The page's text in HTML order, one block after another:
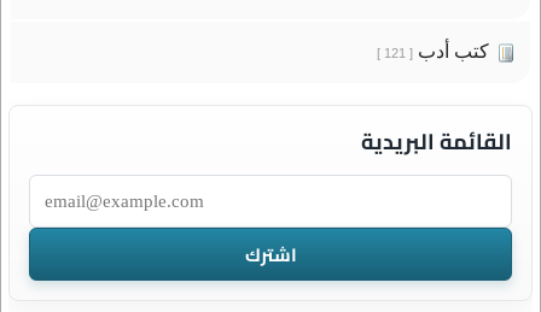
كتب أدب[ 121 ]
القائمة البريدية